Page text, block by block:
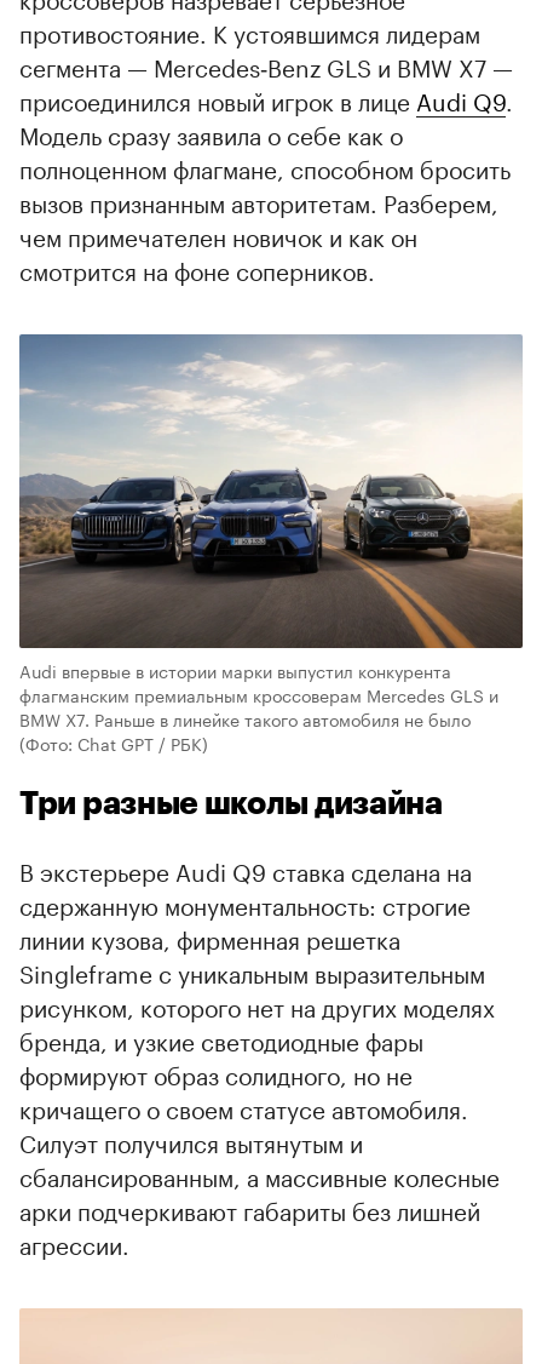
противостояние. К устоявшимся лидерам
сегмента — Mercedes‑Benz GLS и BMW X7 —
присоединился новый игрок в лице Audi Q9
Модель сразу заявила о себе как о
полноценном флагмане, способном бросить
вызов признанным авторитетам. Разберем,
чем примечателен новичок и как он
смотрится на фоне соперников.
Audi впервые в истории марки выпустил конкурента
флагманским премиальным кроссоверам Mercedes GLS и
BMW X7. Раньше в линейке такого автомобиля не было
(Фото: Chat GPT / РБК)
00:00 00:00
Три разные школы дизайна
В экстерьере Audi Q9 ставка сделана на
сдержанную монументальность: строгие
линии кузова, фирменная решетка
Singleframe с уникальным выразительным
рисунком, которого нет на других моделях
бренда, и узкие светодиодные фары
формируют образ солидного, но не
кричащего о своем статусе автомобиля.
Силуэт получился вытянутым и
сбалансированным, а массивные колесные
арки подчеркивают габариты без лишней
агрессии.